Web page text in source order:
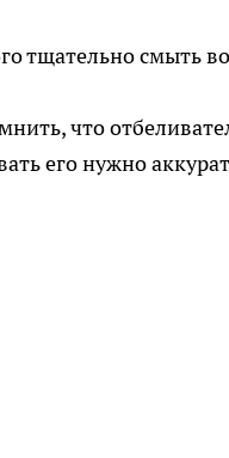
тщательно смыть
что
его нужно